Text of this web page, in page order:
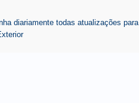
diariamente todas atualizações para